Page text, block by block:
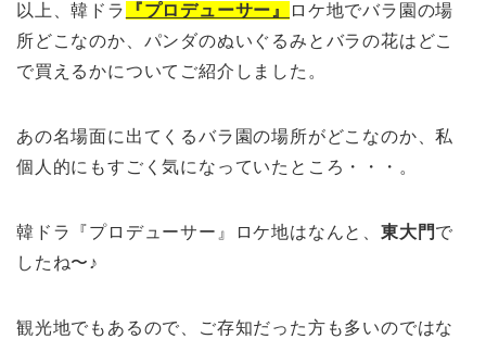
以上、韓ドラ 『プロデューサー』
ロケ地でバラ園の場
所どこなのか、パンダのぬいぐるみとバラの花はどこ
で買えるかについてご紹介しました。
あの名場面に出てくるバラ園の場所がどこなのか、私
個人的にもすごく気になっていたところ・・・。
韓ドラ『プロデューサー』ロケ地はなんと、 東大門で
したね〜♪
観光地でもあるので、ご存知だった方も多いのではな